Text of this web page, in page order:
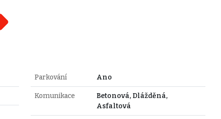
Parkování Ano
Komunikace
Betonová, Dlážděná,
Asfaltová